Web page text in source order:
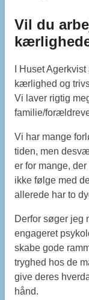
Vil du
I Huset
kærlighed og
Vi laver rigtig
familie/
Vi har mange
tiden, men
er for mange,
ikke følge med
allerede har to
Derfor søger jeg
engageret
skabe gode
tryghed hos de
give deres
hånd.